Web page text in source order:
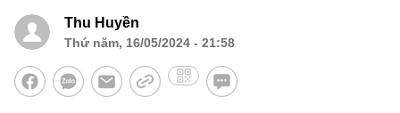
Thu Huyền
Thứ năm, 16/05/2024 - 21:58